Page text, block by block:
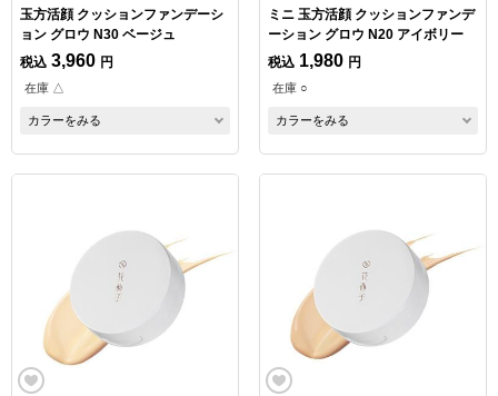
玉方活顔 クッションファンデーシ
ョン グロウ N30 ベージュ
税込 3,960 円
在庫 △
カラーをみる
ミニ 玉方活顔 クッションファンデ
ーション グロウ N20 アイボリー
税込 1,980 円
在庫 ○
カラーをみる